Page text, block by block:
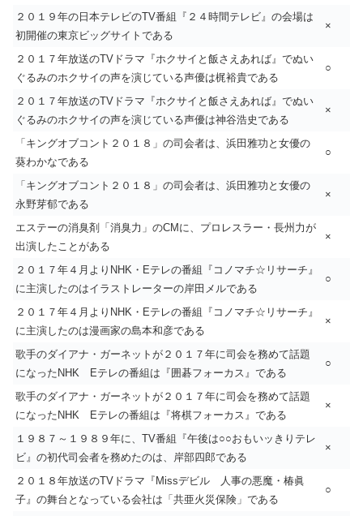
２０１９年の日本テレビのTV番組『２４時間テレビ』の会場は
初開催の東京ビッグサイトである
×
２０１７年放送のTVドラマ『ホクサイと飯さえあれば』でぬい
ぐるみのホクサイの声を演じている声優は梶裕貴である
○
２０１７年放送のTVドラマ『ホクサイと飯さえあれば』でぬい
ぐるみのホクサイの声を演じている声優は神谷浩史である
×
「キングオブコント２０１８」の司会者は、浜田雅功と女優の
葵わかなである
○
「キングオブコント２０１８」の司会者は、浜田雅功と女優の
永野芽郁である
×
エステーの消臭剤「消臭力」のCMに、プロレスラー・長州力が
出演したことがある
×
２０１７年４月よりNHK・Eテレの番組『コノマチ☆リサーチ』
に主演したのはイラストレーターの岸田メルである
○
２０１７年４月よりNHK・Eテレの番組『コノマチ☆リサーチ』
に主演したのは漫画家の島本和彦である
×
歌手のダイアナ・ガーネットが２０１７年に司会を務めて話題
になったNHK Eテレの番組は『囲碁フォーカス』である
○
歌手のダイアナ・ガーネットが２０１７年に司会を務めて話題
になったNHK Eテレの番組は『将棋フォーカス』である
×
１９８７～１９８９年に、TV番組『午後は○○おもいッきりテレ
ビ』の初代司会者を務めたのは、岸部四郎である
×
２０１８年放送のTVドラマ『Missデビル 人事の悪魔・椿眞
子』の舞台となっている会社は「共亜火災保険」である
○